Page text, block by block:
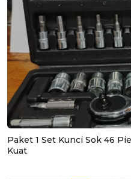
Paket 1 Set Kunci Sok 46
Kuat